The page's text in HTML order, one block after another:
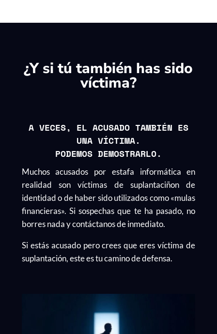
¿Y si tú también has sido
víctima?
A VECES, EL ACUSADO TAMBIÉN ES
UNA VÍCTIMA.
PODEMOS DEMOSTRARLO.
Muchos acusados por estafa informática en
realidad son víctimas de suplantaciñon de
identidad o de haber sido utilizados como «mulas
financieras». Si sospechas que te ha pasado, no
borres nada y contáctanos de inmediato.
Si estás acusado pero crees que eres víctima de
suplantación, este es tu camino de defensa.